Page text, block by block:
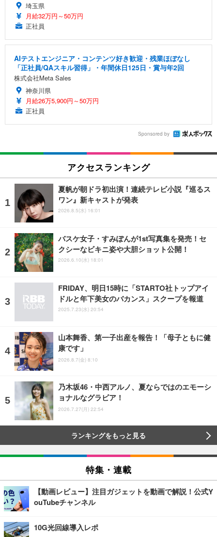
埼玉県
月給32万円～50万円
正社員
AIテストエンジニア・コンテンツ好き歓迎・残業ほぼなし
「正社員/QAスキル習得」・年間休日125日・賞与年2回
株式会社Meta Sales
神奈川県
月給26万5,900円～50万円
正社員
Sponsored by
アクセスランキング
夏帆が朝ドラ初出演！連続テレビ小説『巡るス
ワン』新キャストが発表
2026.8.5(水) 16:01
バスケ女子・すみぽんが1st写真集を発売！セ
クシーなビキニ姿や大胆ショット公開！
2026.6.10(水) 18:01
FRIDAY、明日15時に「STARTO社トップアイ
ドルと年下美女のバカンス」スクープを報道
2025.7.23(水) 20:54
山本舞香、第一子出産を報告！「母子ともに健
康です」
2026.8.7(金) 8:10
乃木坂46・中西アルノ、夏ならではのエモーシ
ョナルなグラビア！
2026.7.27(月) 22:54
ランキングをもっと見る
特集・連載
【動画レビュー】注目ガジェットを動画で解説！公式Y
ouTubeチャンネル
10G光回線導入レポ